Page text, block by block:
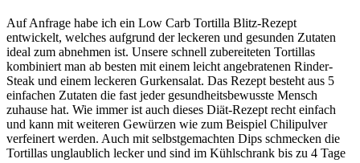
Auf Anfrage habe ich ein Low Carb Tortilla Blitz-Rezept
entwickelt, welches aufgrund der leckeren und gesunden Zutaten
ideal zum abnehmen ist. Unsere schnell zubereiteten Tortillas
kombiniert man ab besten mit einem leicht angebratenen Rinder-
Steak und einem leckeren Gurkensalat. Das Rezept besteht aus 5
einfachen Zutaten die fast jeder gesundheitsbewusste Mensch
zuhause hat. Wie immer ist auch dieses Diät-Rezept recht einfach
und kann mit weiteren Gewürzen wie zum Beispiel Chilipulver
verfeinert werden. Auch mit selbstgemachten Dips schmecken die
Tortillas unglaublich lecker und sind im Kühlschrank bis zu 4 Tage